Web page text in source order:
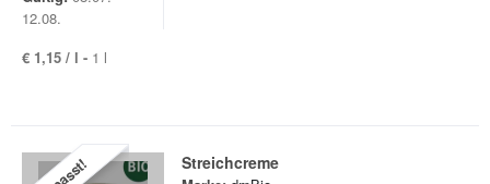
12.08.
€ 1,15 / l - 1 l
Streichcreme